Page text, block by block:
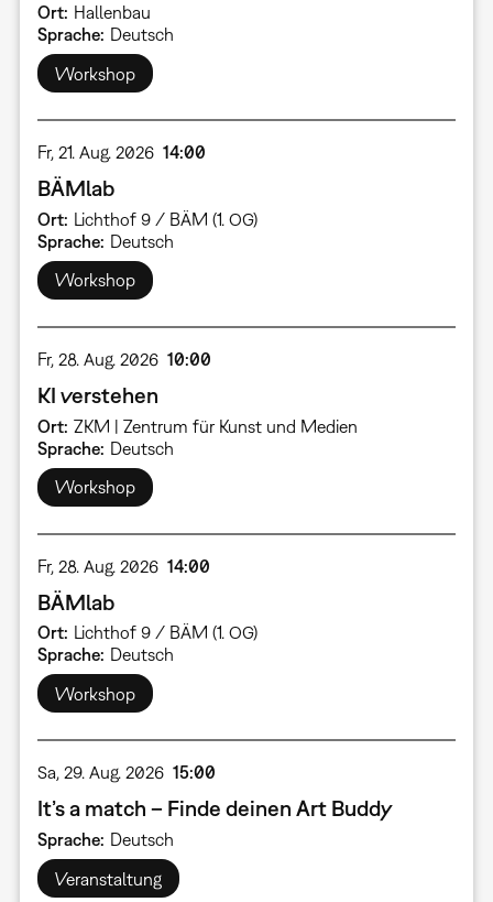
Ort Hallenbau
Sprache Deutsch
Workshop
Fr, 21. Aug. 2026 14:00
BÄMlab
Ort Lichthof 9 / BÄM (1. OG)
Sprache Deutsch
Workshop
Fr, 28. Aug. 2026 10:00
KI verstehen
Ort ZKM | Zentrum für Kunst und Medien
Sprache Deutsch
Workshop
Fr, 28. Aug. 2026 14:00
BÄMlab
Ort Lichthof 9 / BÄM (1. OG)
Sprache Deutsch
Workshop
Sa, 29. Aug. 2026 15:00
It’s a match – Finde deinen Art Buddy
Sprache Deutsch
Veranstaltung